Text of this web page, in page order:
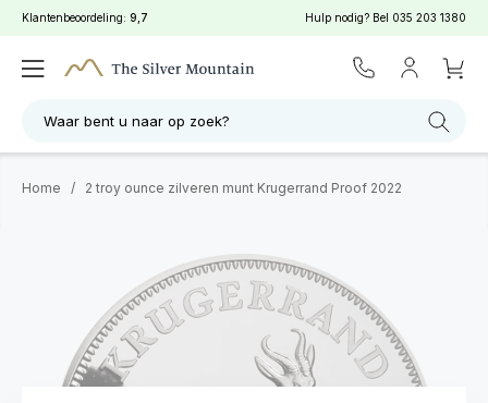
Klantenbeoordeling: 9,7 Hulp nodig? Bel 035 203 1380
Waar bent u naar op zoek?
Home / 2 troy ounce zilveren munt Krugerrand Proof 2022